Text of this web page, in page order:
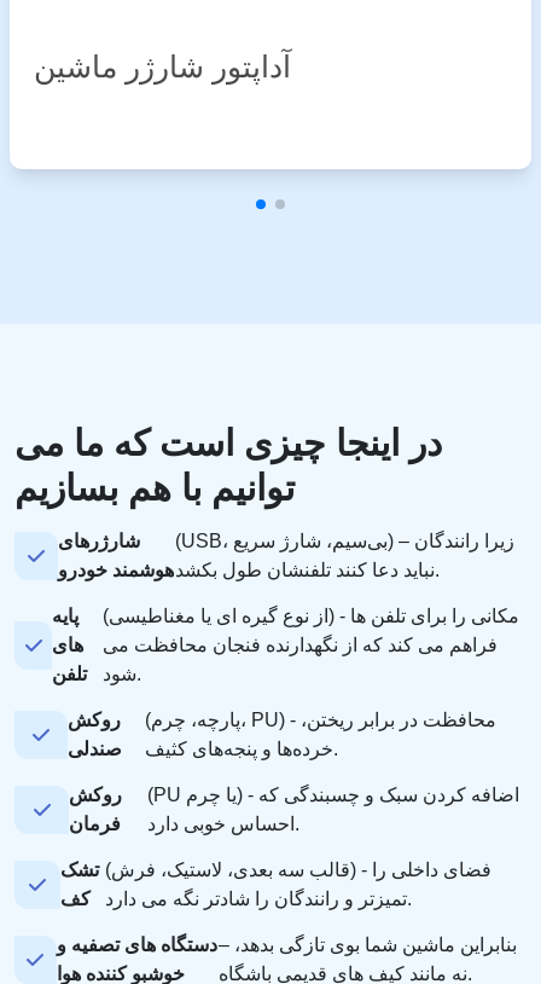
آداپتور شارژر ماشین
در اینجا چیزی است که ما می
توانیم با هم بسازیم
شارژرهای
هوشمند خودرو
(USB، بی‌سیم، شارژ سریع) – زیرا رانندگان
نباید دعا کنند تلفنشان طول بکشد.
پایه
های
تلفن
(از نوع گیره ای یا مغناطیسی) - مکانی را برای تلفن ها
فراهم می کند که از نگهدارنده فنجان محافظت می
شود.
روکش
صندلی
(پارچه، چرم، PU) - محافظت در برابر ریختن،
خرده‌ها و پنجه‌های کثیف.
روکش
فرمان
(PU یا چرم) - اضافه کردن سبک و چسبندگی که
احساس خوبی دارد.
تشک
کف
(قالب سه بعدی، لاستیک، فرش) - فضای داخلی را
تمیزتر و رانندگان را شادتر نگه می دارد.
دستگاه های تصفیه و
خوشبو کننده هوا
– بنابراین ماشین شما بوی تازگی بدهد،
نه مانند کیف های قدیمی باشگاه.